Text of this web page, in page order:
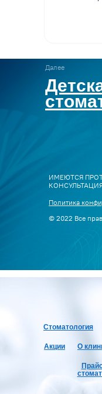
Далее
© 2022 Все
Политика
ИМЕЮТСЯ
Стоматология
Акции О